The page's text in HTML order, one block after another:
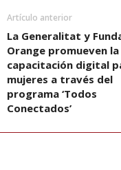
Artículo anterior
La Generalitat y
Orange promueven la
capacitación digital
mujeres a través del
programa ‘Todos
Conectados’